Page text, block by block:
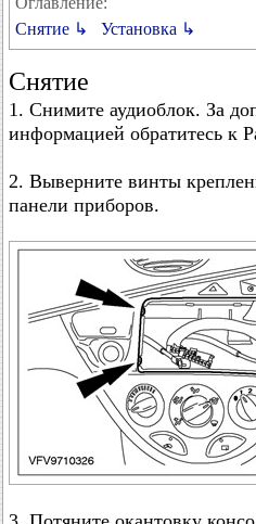
Снятие ↳
Установка ↳
Снятие
1. Снимите аудиоблок. За
информацией обратитесь к
2. Выверните винты
панели приборов.